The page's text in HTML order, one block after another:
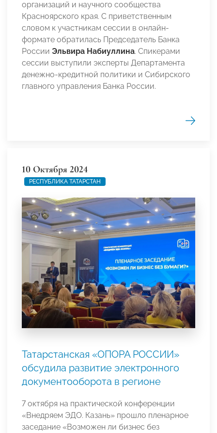
организаций и научного сообщества
Красноярского края. С приветственным
словом к участникам сессии в онлайн-
формате обратилась Председатель Банка
России Эльвира Набиуллина. Спикерами
сессии выступили эксперты Департамента
денежно-кредитной политики и Сибирского
главного управления Банка России.
10 Октября 2024
РЕСПУБЛИКА ТАТАРСТАН
Татарстанская «ОПОРА РОССИИ»
обсудила развитие электронного
документооборота в регионе
7 октября на практической конференции
«Внедряем ЭДО. Казань» прошло пленарное
заседание «Возможен ли бизнес без